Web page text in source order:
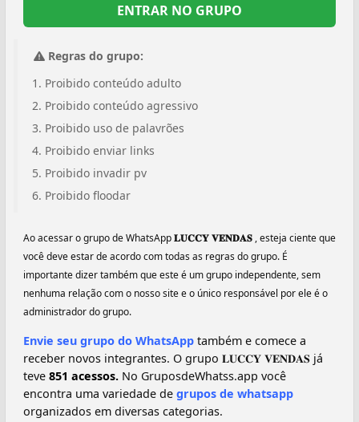
ENTRAR NO GRUPO
Regras do grupo:
Proibido conteúdo adulto
Proibido conteúdo agressivo
Proibido uso de palavrões
Proibido enviar links
Proibido invadir pv
Proibido floodar
Ao acessar o grupo de WhatsApp𝐋𝐔𝐂𝐂𝐘 𝐕𝐄𝐍𝐃𝐀𝐒 , esteja ciente que
você deve estar de acordo com todas as regras do grupo. É
importante dizer também que este é um grupo independente, sem
nenhuma relação com o nosso site e o único responsável por ele é o
administrador do grupo.
Envie seu grupo do WhatsApp também e comece a
receber novos integrantes. O grupo 𝐋𝐔𝐂𝐂𝐘 𝐕𝐄𝐍𝐃𝐀𝐒 já
teve 851 acessos. No GruposdeWhatss.app você
encontra uma variedade de grupos de whatsapp
organizados em diversas categorias.